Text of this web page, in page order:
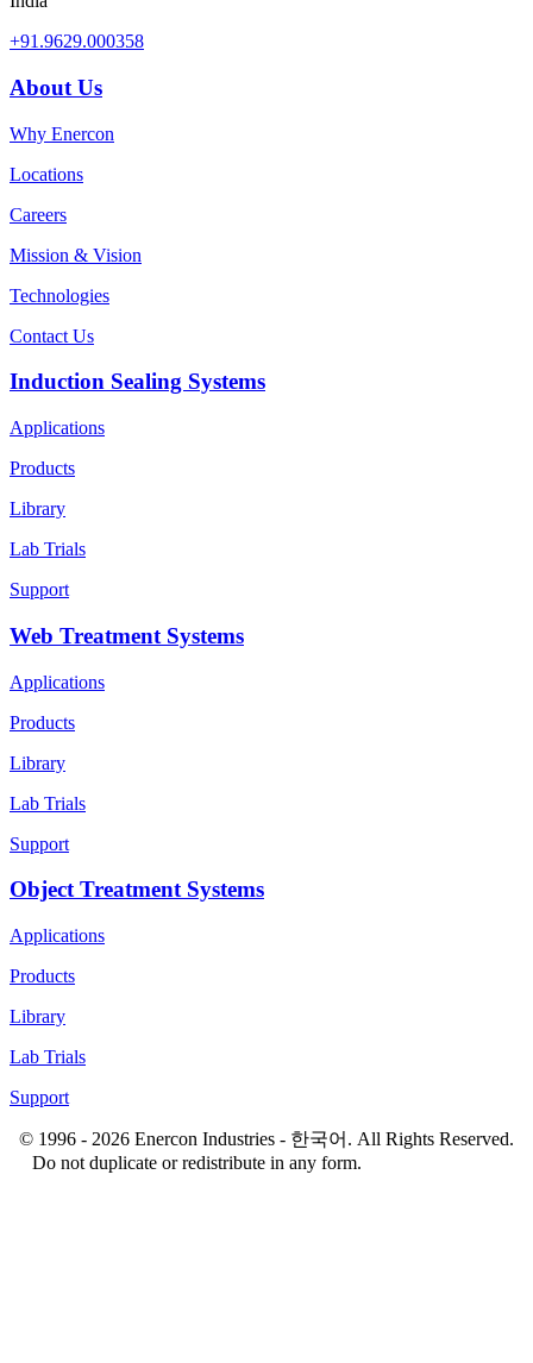
+91.9629.000358
About Us
Why Enercon
Locations
Careers
Mission & Vision
Technologies
Contact Us
Induction Sealing Systems
Applications
Products
Library
Lab Trials
Support
Web Treatment Systems
Applications
Products
Library
Lab Trials
Support
Object Treatment Systems
Applications
Products
Library
Lab Trials
Support
© 1996 - 2026 Enercon Industries - 한국어. All Rights Reserved.
Do not duplicate or redistribute in any form.